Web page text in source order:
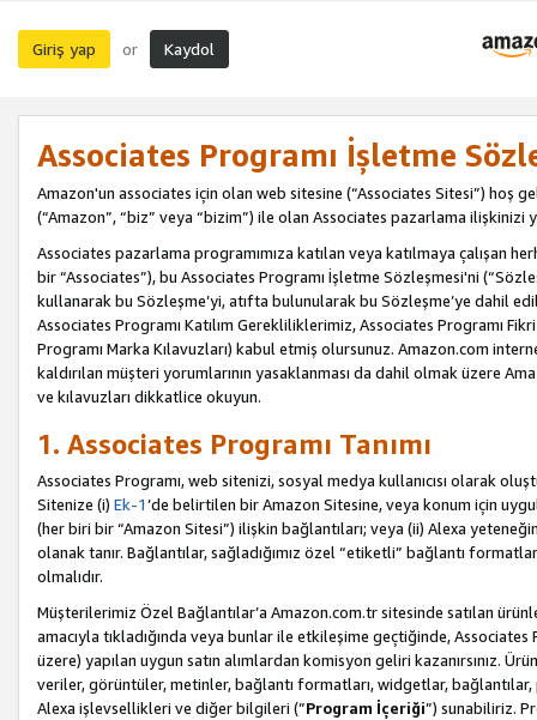
Giriş yap or Kaydol
Associates Programı İşletme
Amazon'un associates için olan web sitesine (“Associates Sitesi”) hoş
(“Amazon”, “biz” veya “bizim”) ile olan Associates pazarlama ilişkinizi
Associates pazarlama programımıza katılan veya katılmaya çalışan
bir “Associates”), bu Associates Programı İşletme Sözleşmesi'ni
kullanarak bu Sözleşme’yi, atıfta bulunularak bu Sözleşme’ye dahil
Associates Programı Katılım Gerekliliklerimiz, Associates Programı
Programı Marka Kılavuzları) kabul etmiş olursunuz. Amazon.com
kaldırılan müşteri yorumlarının yasaklanması da dahil olmak üzere
ve kılavuzları dikkatlice okuyun.
1. Associates Programı Tanımı
Associates Programı, web sitenizi, sosyal medya kullanıcısı olarak
Sitenize (i) Ek-1’de belirtilen bir Amazon Sitesine, veya konum için
(her biri bir “Amazon Sitesi”) ilişkin bağlantıları; veya (ii) Alexa
olanak tanır. Bağlantılar, sağladığımız özel “etiketli” bağlantı
olmalıdır.
Müşterilerimiz Özel Bağlantılar’a Amazon.com.tr sitesinde satılan
amacıyla tıkladığında veya bunlar ile etkileşime geçtiğinde,
üzere) yapılan uygun satın alımlardan komisyon geliri kazanırsınız.
veriler, görüntüler, metinler, bağlantı formatları, widgetlar,
Alexa işlevsellikleri ve diğer bilgileri (”Program İçeriği”) sunabiliriz.